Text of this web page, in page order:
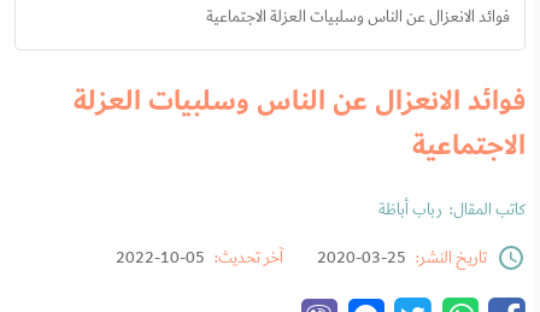
فوائد الانعزال عن الناس وسلبيات العزلة الاجتماعية
فوائد الانعزال عن الناس وسلبيات العزلة
الاجتماعية
كاتب المقال: رباب أباظة
تاريخ النشر: 25-03-2020 آخر تحديث: 05-10-2022